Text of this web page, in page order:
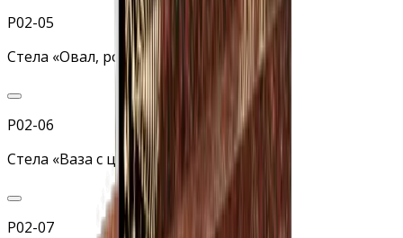
Р02-05
Стела «Овал, розы и крест»
Р02-06
Стела «Ваза с цветами»
Р02-07